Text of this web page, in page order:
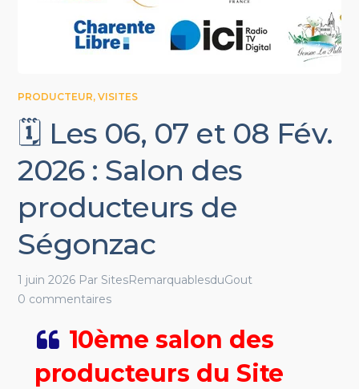
PRODUCTEUR,VISITES
🗓️ Les 06, 07 et 08 Fév.
2026 : Salon des
producteurs de
Ségonzac
1 juin 2026 Par SitesRemarquablesduGout
0 commentaires
10ème salon des
producteurs du Site